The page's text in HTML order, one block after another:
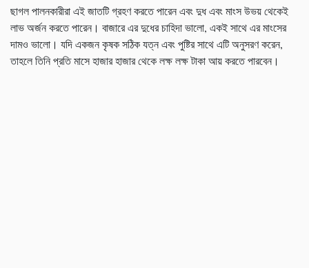
ছাগল পালনকারীরা এই জাতটি গ্রহণ করতে পারেন এবং দুধ এবং মাংস উভয় থেকেই
লাভ অর্জন করতে পারেন। বাজারে এর দুধের চাহিদা ভালো, একই সাথে এর মাংসের
দামও ভালো। যদি একজন কৃষক সঠিক যত্ন এবং পুষ্টির সাথে এটি অনুসরণ করেন,
তাহলে তিনি প্রতি মাসে হাজার হাজার থেকে লক্ষ লক্ষ টাকা আয় করতে পারবেন।